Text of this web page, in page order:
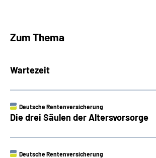
Zum Thema
Wartezeit
Deutsche Rentenversicherung
Die drei Säulen der Altersvorsorge
Deutsche Rentenversicherung